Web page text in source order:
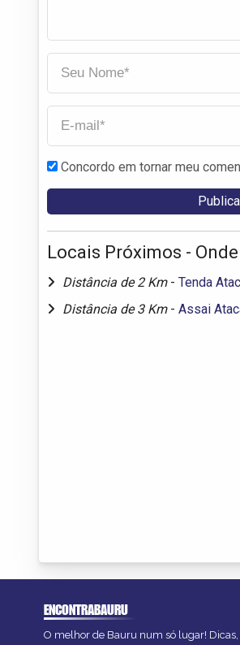
Concordo em tornar meu
Locais Próximos -
Distância de 2 Km - Tenda
Distância de 3 Km - Assai
ENCONTRABAURU
O melhor de Bauru num só lugar!